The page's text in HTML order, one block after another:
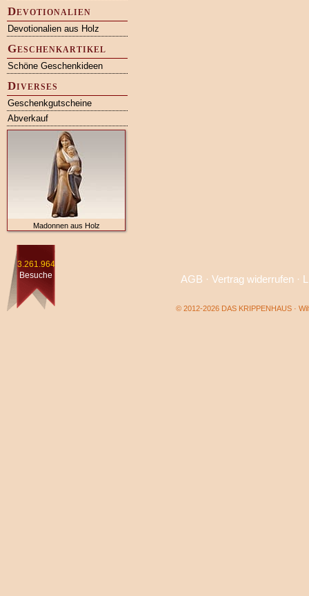
Devotionalien
Devotionalien aus Holz
Geschenkartikel
Schöne Geschenkideen
Diverses
Geschenkgutscheine
Abverkauf
Madonnen aus Holz
3.261.964
Besuche
AGB · Vertrag widerrufen·
© 2012-2026 DAS KRIPPENHAUS ·